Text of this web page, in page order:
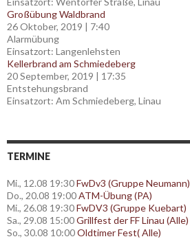
Großübung Waldbrand
26 Oktober, 2019 | 7:40
Alarmübung
Einsatzort: Langenlehsten
Kellerbrand am Schmiedeberg
20 September, 2019 | 17:35
Entstehungsbrand
Einsatzort: Am Schmiedeberg, Linau
TERMINE
Mi., 12.08 19:30FwDv3 (Gruppe Neumann)
Do., 20.08 19:00ATM-Übung (PA)
Mi., 26.08 19:30FwDV3 (Gruppe Kuebart)
Sa., 29.08 15:00Grillfest der FF Linau (Alle)
So., 30.08 10:00Oldtimer Fest( Alle)